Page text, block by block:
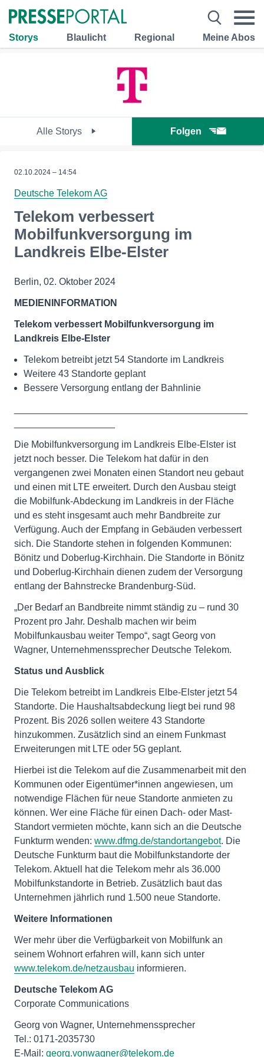
Storys Blaulicht Regional Meine Abos
Alle Storys Folgen
02.10.2024 – 14:54
Deutsche Telekom AG
Telekom verbessert
Mobilfunkversorgung im
Landkreis Elbe-Elster
Berlin, 02. Oktober 2024
MEDIENINFORMATION
Telekom verbessert Mobilfunkversorgung im
Landkreis Elbe-Elster
Telekom betreibt jetzt 54 Standorte im Landkreis
Weitere 43 Standorte geplant
Bessere Versorgung entlang der Bahnlinie
Die Mobilfunkversorgung im Landkreis Elbe-Elster ist
jetzt noch besser. Die Telekom hat dafür in den
vergangenen zwei Monaten einen Standort neu gebaut
und einen mit LTE erweitert. Durch den Ausbau steigt
die Mobilfunk-Abdeckung im Landkreis in der Fläche
und es steht insgesamt auch mehr Bandbreite zur
Verfügung. Auch der Empfang in Gebäuden verbessert
sich. Die Standorte stehen in folgenden Kommunen:
Bönitz und Doberlug-Kirchhain. Die Standorte in Bönitz
und Doberlug-Kirchhain dienen zudem der Versorgung
entlang der Bahnstrecke Brandenburg-Süd.
„Der Bedarf an Bandbreite nimmt ständig zu – rund 30
Prozent pro Jahr. Deshalb machen wir beim
Mobilfunkausbau weiter Tempo“, sagt Georg von
Wagner, Unternehmenssprecher Deutsche Telekom.
Status und Ausblick
Die Telekom betreibt im Landkreis Elbe-Elster jetzt 54
Standorte. Die Haushaltsabdeckung liegt bei rund 98
Prozent. Bis 2026 sollen weitere 43 Standorte
hinzukommen. Zusätzlich sind an einem Funkmast
Erweiterungen mit LTE oder 5G geplant.
Hierbei ist die Telekom auf die Zusammenarbeit mit den
Kommunen oder Eigentümer*innen angewiesen, um
notwendige Flächen für neue Standorte anmieten zu
können. Wer eine Fläche für einen Dach- oder Mast-
Standort vermieten möchte, kann sich an die Deutsche
Funkturm wenden: www.dfmg.de/standortangebot. Die
Deutsche Funkturm baut die Mobilfunkstandorte der
Telekom. Aktuell hat die Telekom mehr als 36.000
Mobilfunkstandorte in Betrieb. Zusätzlich baut das
Unternehmen jährlich rund 1.500 neue Standorte.
Weitere Informationen
Wer mehr über die Verfügbarkeit von Mobilfunk an
seinem Wohnort erfahren will, kann sich unter
www.telekom.de/netzausbau informieren.
Deutsche Telekom AG
Corporate Communications
Georg von Wagner, Unternehmenssprecher
Tel.: 0171-2035730
E-Mail: georg.vonwagner@telekom.de